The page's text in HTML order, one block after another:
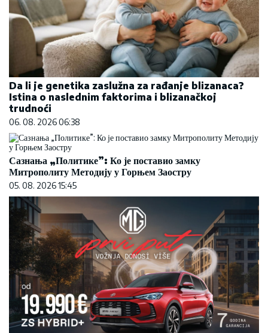
Da li je genetika zaslužna za rađanje blizanaca?
Istina o naslednim faktorima i blizanačkoj
trudnoći
06. 08. 2026 06:38
Сазнања „Политике”: Ко је поставио замку
Митрополиту Методију у Горњем Заостру
05. 08. 2026 15:45